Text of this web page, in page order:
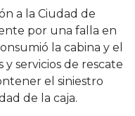
a la Ciudad de
por una falla en
la cabina y el
servicios de rescate
el siniestro
de la caja.